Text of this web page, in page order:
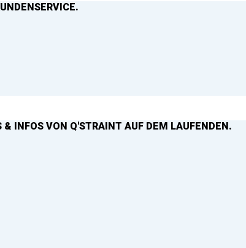
INFOS VON Q'STRAINT AUF DEM LAUFENDEN.